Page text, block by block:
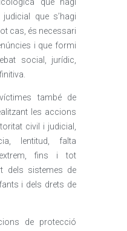
que hagi
que s’hagi
cas, és necessari
i que formi
social, jurídic,
també de
les accions
civil i judicial,
lentitud, falta
fins i tot
dels sistemes de
i dels drets de
de protecció